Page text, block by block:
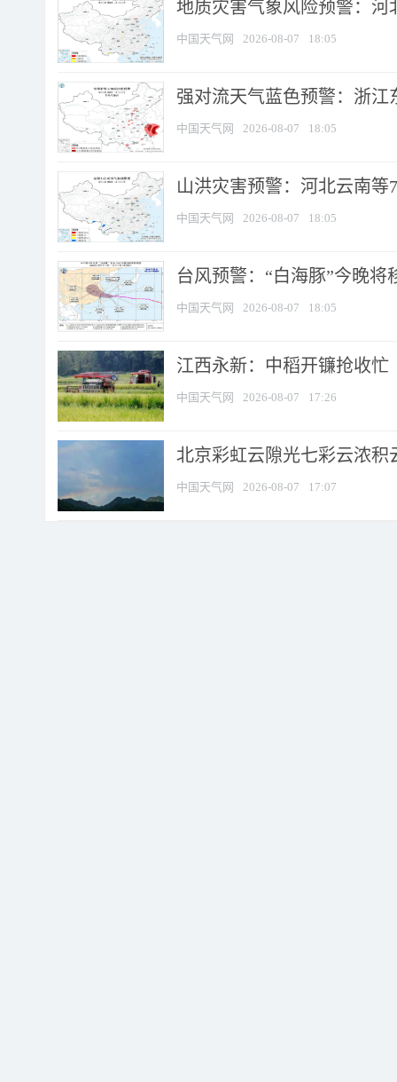
地质灾害气象风险预警：河
中国天气网 2026-08-07 18:05
强对流天气蓝色预警：浙江
中国天气网 2026-08-07 18:05
山洪灾害预警：河北云南
中国天气网 2026-08-07 18:05
台风预警：“白海豚”今晚将
中国天气网 2026-08-07 18:05
江西永新：中稻开镰抢收忙
中国天气网 2026-08-07 17:26
北京彩虹云隙光七彩云浓积
中国天气网 2026-08-07 17:07